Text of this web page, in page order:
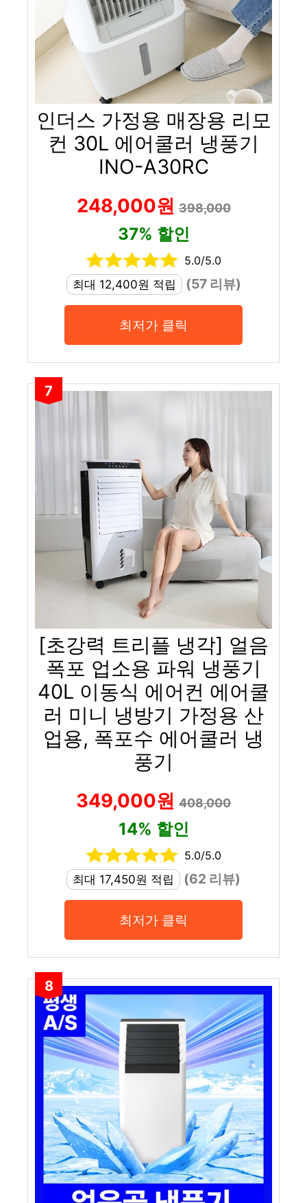
인더스 가정용 매장용 리모
컨 30L 에어쿨러 냉풍기
INO-A30RC
248,000원398,000
37% 할인
5.0/5.0
최대 12,400원 적립
(57 리뷰)
최저가 클릭
7
[초강력 트리플 냉각] 얼음
폭포 업소용 파워 냉풍기
40L 이동식 에어컨 에어쿨
러 미니 냉방기 가정용 산
업용, 폭포수 에어쿨러 냉
풍기
349,000원 408,000
14% 할인
5.0/5.0
최대 17,450원 적립
(62 리뷰)
최저가 클릭
8